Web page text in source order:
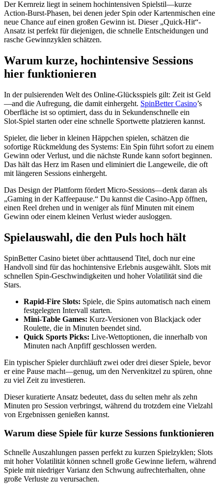
Der Kernreiz liegt in seinem hochintensiven Spielstil—kurze
Action‑Burst‑Phasen, bei denen jeder Spin oder Kartenmischen eine
neue Chance auf einen großen Gewinn ist. Dieser „Quick‑Hit“-
Ansatz ist perfekt für diejenigen, die schnelle Entscheidungen und
rasche Gewinnzyklen schätzen.
Warum kurze, hochintensive Sessions
hier funktionieren
In der pulsierenden Welt des Online‑Glücksspiels gilt: Zeit ist Geld
—and die Aufregung, die damit einhergeht. SpinBetter Casino’s
Oberfläche ist so optimiert, dass du in Sekundenschnelle ein
Slot‑Spiel starten oder eine schnelle Sportwette platzieren kannst.
Spieler, die lieber in kleinen Häppchen spielen, schätzen die
sofortige Rückmeldung des Systems: Ein Spin führt sofort zu einem
Gewinn oder Verlust, und die nächste Runde kann sofort beginnen.
Das hält das Herz im Rasen und eliminiert die Langeweile, die oft
mit längeren Sessions einhergeht.
Das Design der Plattform fördert Micro‑Sessions—denk daran als
„Gaming in der Kaffeepause.“ Du kannst die Casino‑App öffnen,
einen Reel drehen und in weniger als fünf Minuten mit einem
Gewinn oder einem kleinen Verlust wieder ausloggen.
Spielauswahl, die den Puls hoch hält
SpinBetter Casino bietet über achttausend Titel, doch nur eine
Handvoll sind für das hochintensive Erlebnis ausgewählt. Slots mit
schnellen Spin‑Geschwindigkeiten und hoher Volatilität sind die
Stars.
Rapid‑Fire Slots: Spiele, die Spins automatisch nach einem
festgelegten Intervall starten.
Mini‑Table Games: Kurz‑Versionen von Blackjack oder
Roulette, die in Minuten beendet sind.
Quick Sports Picks: Live‑Wettoptionen, die innerhalb von
Minuten nach Anpfiff geschlossen werden.
Ein typischer Spieler durchläuft zwei oder drei dieser Spiele, bevor
er eine Pause macht—genug, um den Nervenkitzel zu spüren, ohne
zu viel Zeit zu investieren.
Dieser kuratierte Ansatz bedeutet, dass du selten mehr als zehn
Minuten pro Session verbringst, während du trotzdem eine Vielzahl
von Ergebnissen genießen kannst.
Warum diese Spiele für kurze Sessions funktionieren
Schnelle Auszahlungen passen perfekt zu kurzen Spielzyklen; Slots
mit hoher Volatilität können schnell große Gewinne liefern, während
Spiele mit niedriger Varianz den Schwung aufrechterhalten, ohne
große Verluste zu verursachen.